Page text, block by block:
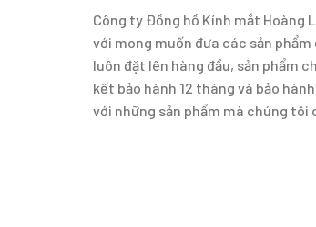
Công ty Đồng hồ Kính mắt Hoàng
với mong muốn đưa các sản
luôn đặt lên hàng đầu, sản phẩm
kết bảo hành 12 tháng và bảo
với những sản phẩm mà chúng tôi